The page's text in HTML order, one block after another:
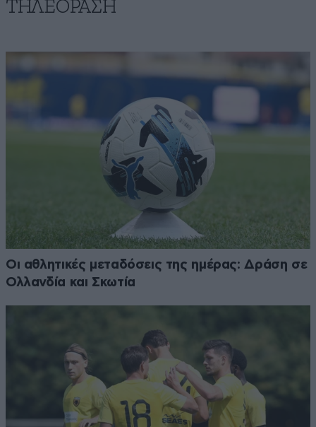
ΤΗΛΕΟΡΑΣΗ
Οι αθλητικές μεταδόσεις της ημέρας: Δράση σε
Ολλανδία και Σκωτία